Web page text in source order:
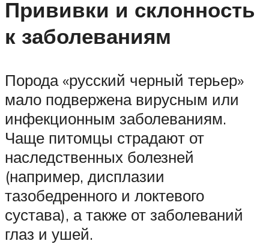
Прививки и склонность
к заболеваниям
Порода «русский черный терьер»
мало подвержена вирусным или
инфекционным заболеваниям.
Чаще питомцы страдают от
наследственных болезней
(например, дисплазии
тазобедренного и локтевого
сустава), а также от заболеваний
глаз и ушей.